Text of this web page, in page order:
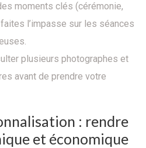
moments clés (cérémonie,
l’impasse sur les séances
plusieurs photographes et
avant de prendre votre
: rendre
et économique